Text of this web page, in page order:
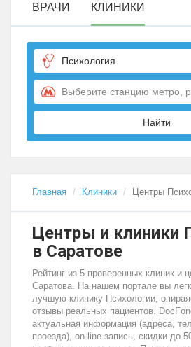
ВРАЧИ КЛИНИКИ
Психология
Выберите станцию метро,
Найти
Главная Клиники Центры
Центры и клиники
в Саратове
Рейтинг из 5 проверенных клиник и
Саратова. На нашем портале вы
лучшую клинику Психологии,
отзывы реальных пациентов.
актуальная информация (адреса,
проезда), on-line запись, скидки до